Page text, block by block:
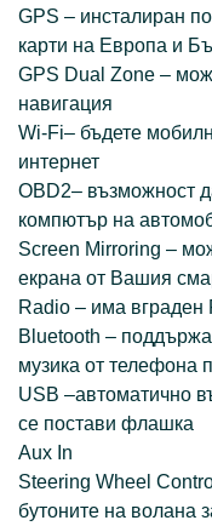
GPS – инсталиран
карти на Европа и
GPS Dual Zone –
навигация
Wi-Fi– бъдете
интернет
OBD2– възможност
компютър на
Screen Mirroring –
екрана от Вашия
Radio – има вграден
Bluetooth –
музика от телефона
USB –автоматично
се постави флашка
Aux In
Steering Wheel
бутоните на волана